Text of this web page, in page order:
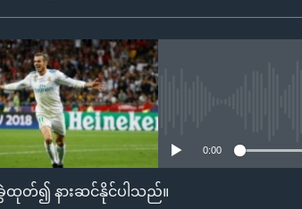
0:00
ခွဲထုတ်၍ နားဆင်နိုင်ပါသည်။